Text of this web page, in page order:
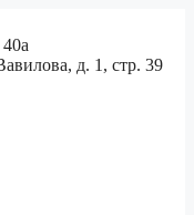
д. 1, стр. 39